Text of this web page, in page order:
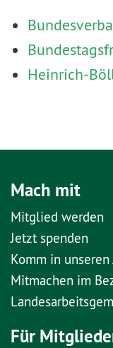
Heinrich-
Mach mit
Mitglied werden
Jetzt spenden
Komm in
Mitmachen im
Für